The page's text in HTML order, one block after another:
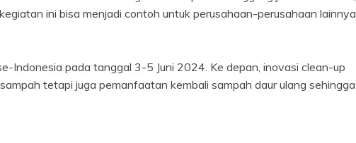
ini bisa menjadi contoh untuk perusahaan-perusahaan lainnya
Indonesia pada tanggal 3-5 Juni 2024. Ke depan, inovasi clean-up
tetapi juga pemanfaatan kembali sampah daur ulang sehingga